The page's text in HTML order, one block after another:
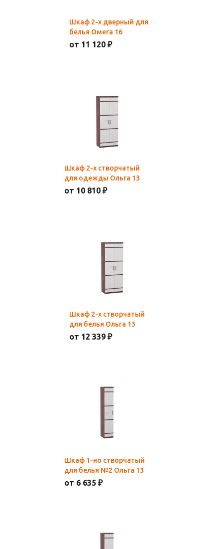
Шкаф 2-х дверный для
белья Омега 16
от 11 120 ₽
Шкаф 2-х створчатый
для одежды Ольга 13
от 10 810 ₽
Шкаф 2-х створчатый
для белья Ольга 13
от 12 339 ₽
Шкаф 1-но створчатый
для белья №2 Ольга 13
от 6 635 ₽